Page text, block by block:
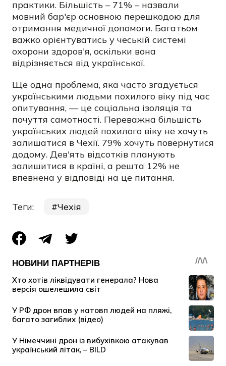
практики. Більшість – 71% – назвали
мовний бар'єр основною перешкодою для
отримання медичної допомоги. Багатьом
важко орієнтуватись у чеській системі
охорони здоров'я, оскільки вона
відрізняється від української.
Ще одна проблема, яка часто згадується
українськими людьми похилого віку під час
опитування, — це соціальна ізоляція та
почуття самотності. Переважна більшість
українських людей похилого віку не хочуть
залишатися в Чехії. 79% хочуть повернутися
додому. Дев'ять відсотків планують
залишитися в країні, а решта 12% не
впевнена у відповіді на це питання.
Теги: Чехія